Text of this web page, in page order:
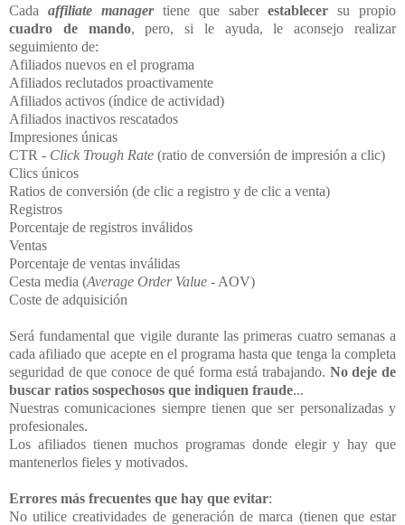
Cada affiliate managertiene que saber establecer su propio
cuadro de mando, pero, si le ayuda, le aconsejo realizar
seguimiento de:
Afiliados nuevos en el programa
Afiliados reclutados proactivamente
Afiliados activos (índice de actividad)
Afiliados inactivos rescatados
Impresiones únicas
CTR - Click Trough Rate (ratio de conversión de impresión a clic)
Clics únicos
Ratios de conversión (de clic a registro y de clic a venta)
Registros
Porcentaje de registros inválidos
Ventas
Porcentaje de ventas inválidas
Cesta media (Average Order Value - AOV)
Coste de adquisición
Será fundamental que vigile durante las primeras cuatro semanas a
cada afiliado que acepte en el programa hasta que tenga la completa
seguridad de que conoce de qué forma está trabajando. No deje de
buscar ratios sospechosos que indiquen fraude...
Nuestras comunicaciones siempre tienen que ser personalizadas y
profesionales.
Los afiliados tienen muchos programas donde elegir y hay que
mantenerlos fieles y motivados.
Errores más frecuentes que hay que evitar:
No utilice creatividades de generación de marca (tienen que estar